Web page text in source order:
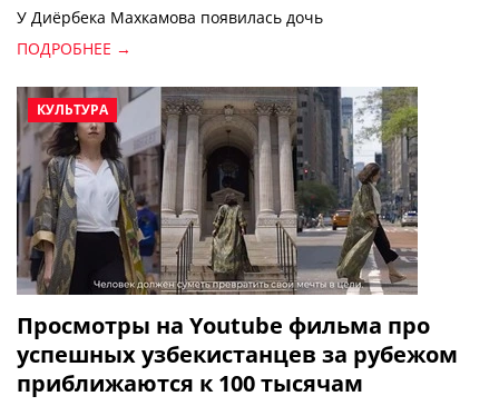
У Диёрбека Махкамова появилась дочь
ПОДРОБНЕЕ →
КУЛЬТУРА
Просмотры на Youtube фильма про
успешных узбекистанцев за рубежом
приближаются к 100 тысячам